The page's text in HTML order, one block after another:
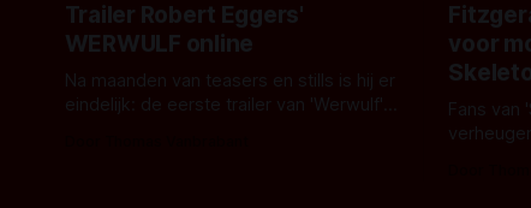
Trailer Robert Eggers'
WERWULF online
Na maanden van teasers en stills is hij er
eindelijk: de eerste trailer van 'Werwulf'.
voor
Fans van